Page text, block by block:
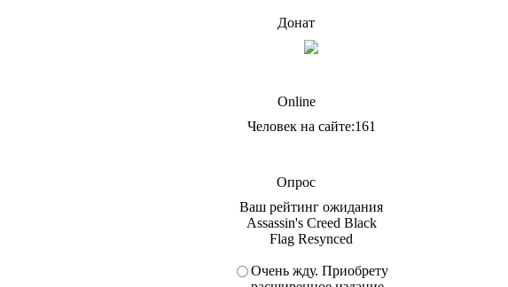
Донат
Online
Человек на сайте:161
Опрос
Ваш рейтинг ожидания
Assassin's Creed Black
Flag Resynced
Очень жду. Приобрету